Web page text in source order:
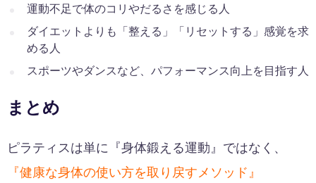
運動不足で体のコリやだるさを感じる人
ダイエットよりも「整える」「リセットする」感覚を求
める人
スポーツやダンスなど、パフォーマンス向上を目指す人
まとめ
ピラティスは単に『身体鍛える運動』ではなく、
『健康な身体の使い方を取り戻すメソッド』